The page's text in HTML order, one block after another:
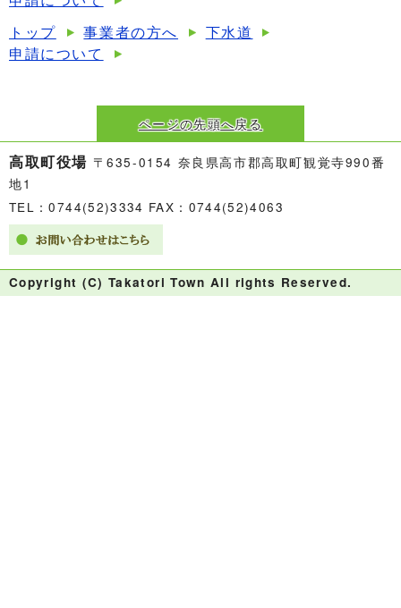
トップ
事業者の方へ
下水道
申請について
ページの先頭へ戻る
高取町役場 〒635-0154 奈良県高市郡高取町観覚寺990番
地1
TEL：0744(52)3334 FAX：0744(52)4063
Copyright (C) Takatori Town All rights Reserved.